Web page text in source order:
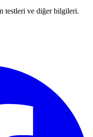
testleri ve diğer bilgileri.